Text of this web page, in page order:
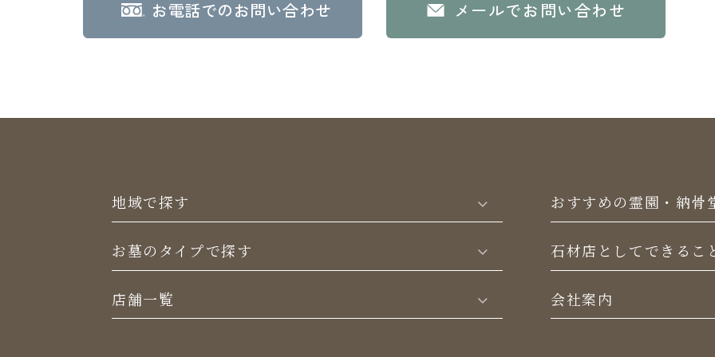
お電話でのお問い合わせ メールでお問い合わせ
地域で探す
お墓のタイプで探す
店舗一覧
おすすめの霊園・納骨
⽯材店としてできるこ
会社案内